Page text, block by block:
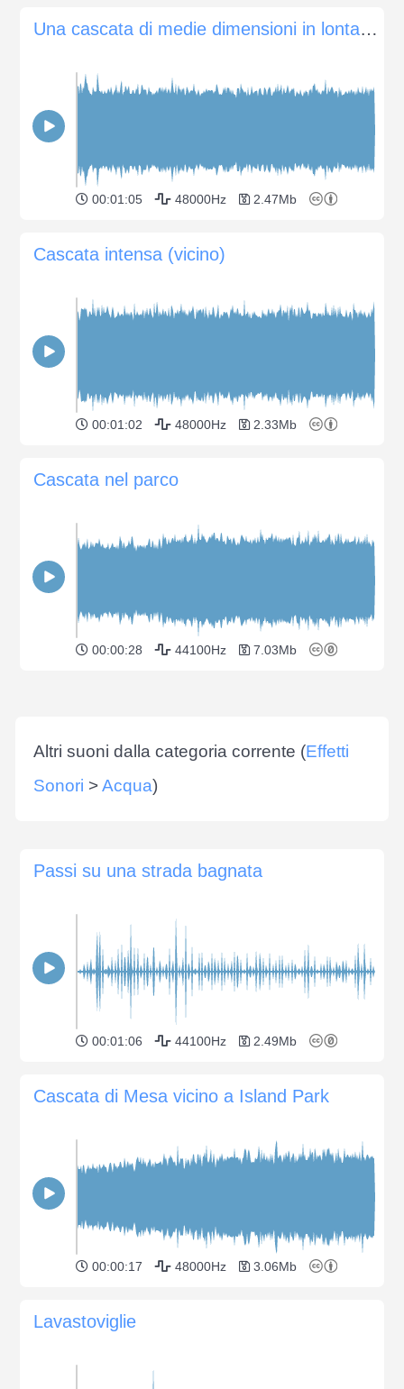
Una cascata di medie dimensioni in lontananza
00:01:05 48000Hz 2.47Mb
Cascata intensa (vicino)
00:01:02 48000Hz 2.33Mb
Cascata nel parco
00:00:28 44100Hz 7.03Mb
Altri suoni dalla categoria corrente (Effetti
Sonori >Acqua)
Passi su una strada bagnata
00:01:06 44100Hz 2.49Mb
Cascata di Mesa vicino a Island Park
00:00:17 48000Hz 3.06Mb
Lavastoviglie